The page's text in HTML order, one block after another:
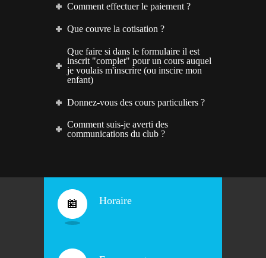
Comment effectuer le paiement ?
Que couvre la cotisation ?
Que faire si dans le formulaire il est
inscrit "complet" pour un cours auquel
je voulais m'inscrire (ou inscire mon
enfant)
Donnez-vous des cours particuliers ?
Comment suis-je averti des
communications du club ?
Horaire